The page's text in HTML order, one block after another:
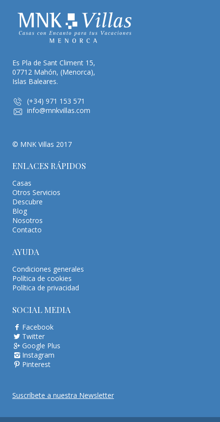
Es Pla de Sant Climent 15,
07712 Mahón, (Menorca),
Islas Baleares.
(+34) 971 153 571
info@mnkvillas.com
© MNK Villas 2017
ENLACES RÁPIDOS
Casas
Otros Servicios
Descubre
Blog
Nosotros
Contacto
AYUDA
Condiciones generales
Política de cookies
Política de privacidad
SOCIAL MEDIA
Facebook
Twitter
Google Plus
Instagram
Pinterest
Suscríbete a nuestra Newsletter